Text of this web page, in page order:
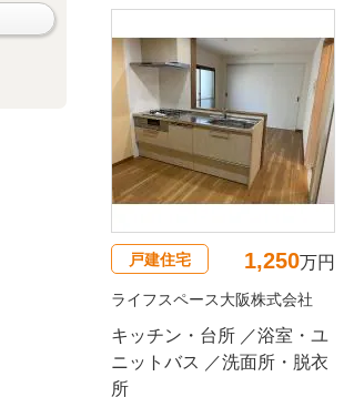
戸建住宅 1,250万円
ライフスペース大阪株式会社
キッチン・台所 ／浴室・ユ
ニットバス ／洗面所・脱衣
所